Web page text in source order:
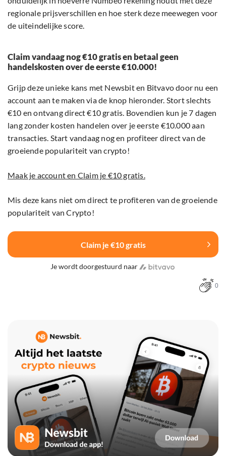
regionale prijsverschillen en hoe sterk deze meewegen voor
de uiteindelijke score.
Claim vandaag nog €10 gratis en betaal geen
handelskosten over de eerste €10.000!
Grijp deze unieke kans met Newsbit en Bitvavo door nu een
account aan te maken via de knop hieronder. Stort slechts
€10 en ontvang direct €10 gratis. Bovendien kun je 7 dagen
lang zonder kosten handelen over je eerste €10.000 aan
transacties. Start vandaag nog en profiteer direct van de
groeiende populariteit van crypto!
Maak je account en Claim je €10 gratis.
Mis deze kans niet om direct te profiteren van de groeiende
populariteit van Crypto!
Claim je €10 gratis
Je wordt doorgestuurd naar
0